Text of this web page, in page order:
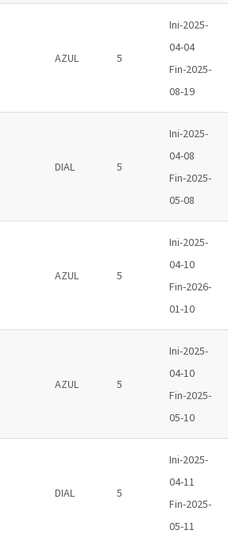
AZUL 5
Ini-2025-
04-04
Fin-2025-
08-19
DIAL 5
Ini-2025-
04-08
Fin-2025-
05-08
AZUL 5
Ini-2025-
04-10
Fin-2026-
01-10
AZUL 5
Ini-2025-
04-10
Fin-2025-
05-10
DIAL 5
Ini-2025-
04-11
Fin-2025-
05-11